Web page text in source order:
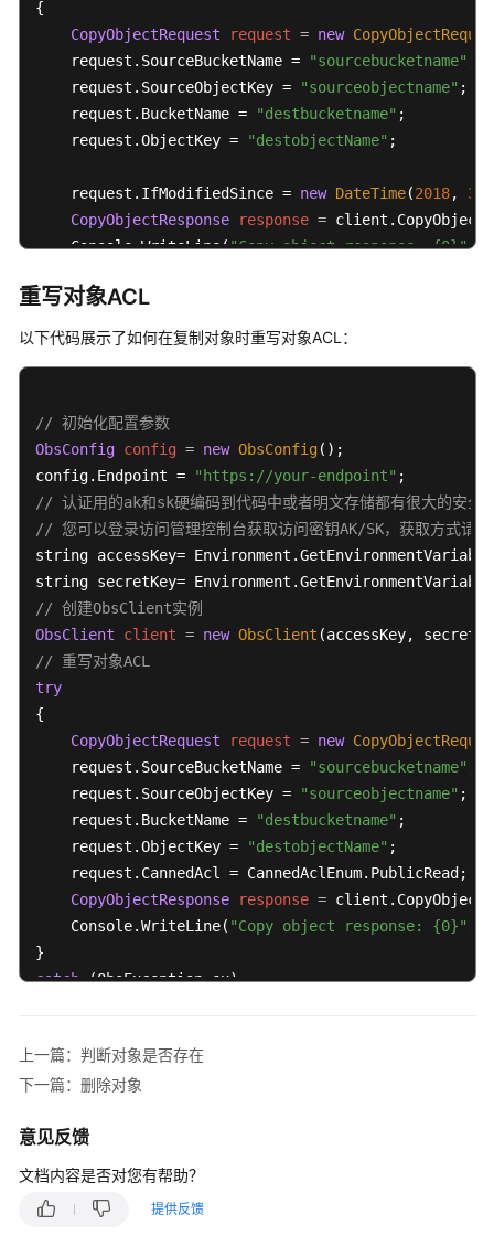
在
复
制
对
删
除
象
列
举
象
理
象
ACL
获
取
对
性
多
象
版
制
时
权
访
{
CopyObjectRequest
request = new
    request.SourceBucketName =
"sourcebucketname"
    request.SourceObjectKey =
"sourceobjectname" ;
    request.BucketName =
"destbucketname" ;
    request.ObjectKey =
"destobjectName" ;
    request.IfModifiedSince =
new DateTime(2018, 3
CopyObjectResponse
response =
    Console.WriteLine(
"Copy object response: {0}",
catch (ObsException ex)
,
重写对象ACL
以下代码展示了如何在复制对象时重写对象ACL：
// 初始化配置参数
ObsConfig config = new ObsConfig ();
config.Endpoint =
"https://your-endpoint"
// 认证用的ak和sk硬编码到代码中或者明文存储都有很大的安全
// 您可以登录访问管理控制台获取访问密钥AK/SK，获取
string accessKey=
string secretKey=
// 创建ObsClient实例
ObsClient
client = new ObsClient
// 重写对象ACL
try
{
CopyObjectRequest
request = new
    request.SourceBucketName =
"sourcebucketname"
    request.SourceObjectKey =
"sourceobjectname" ;
    request.BucketName =
"destbucketname" ;
    request.ObjectKey =
"destobjectName" ;
    request.CannedAcl = CannedAclEnum.PublicRead;
CopyObjectResponse
response =
    Console.WriteLine(
"Copy object response: {0}"
catch (ObsException ex)
    Console.WriteLine(
}
上一篇：判断对象是否存在
下一篇：删除对象
意见反馈
文档内容是否对您有帮助？
提供反馈